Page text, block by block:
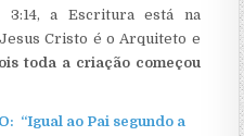
3:14, a Escritura está na
Cristo é o Arquiteto e
toda a criação começou
“Igual ao Pai segundo a